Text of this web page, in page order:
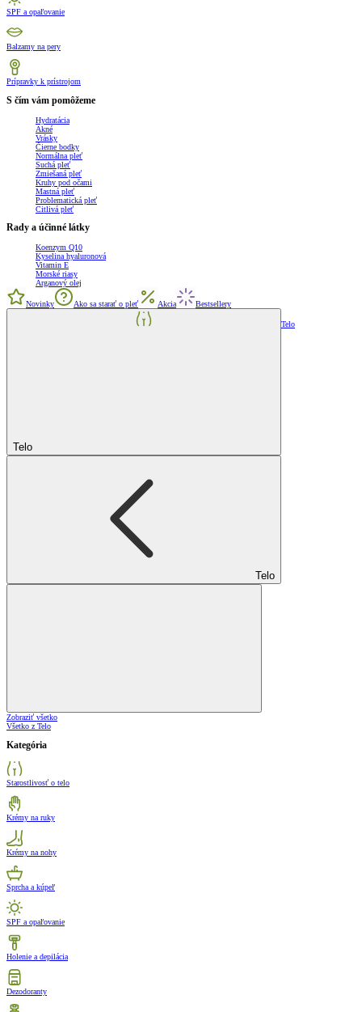
SPF a opaľovanie
Balzamy na pery
Prípravky k prístrojom
S čím vám pomôžeme
Hydratácia
Akné
Vrásky
Čierne bodky
Normálna pleť
Suchá pleť
Zmiešaná pleť
Kruhy pod očami
Mastná pleť
Problematická pleť
Citlivá pleť
Rady a účinné látky
Koenzym Q10
Kyselina hyaluronová
Vitamin E
Morské riasy
Arganový olej
Novinky Ako sa starať o pleť Akcia Bestsellery
Telo
Telo
Telo
Zobraziť všetko
Všetko z Telo
Kategória
Starostlivosť o telo
Krémy na ruky
Krémy na nohy
Sprcha a kúpeľ
SPF a opaľovanie
Holenie a depilácia
Dezodoranty